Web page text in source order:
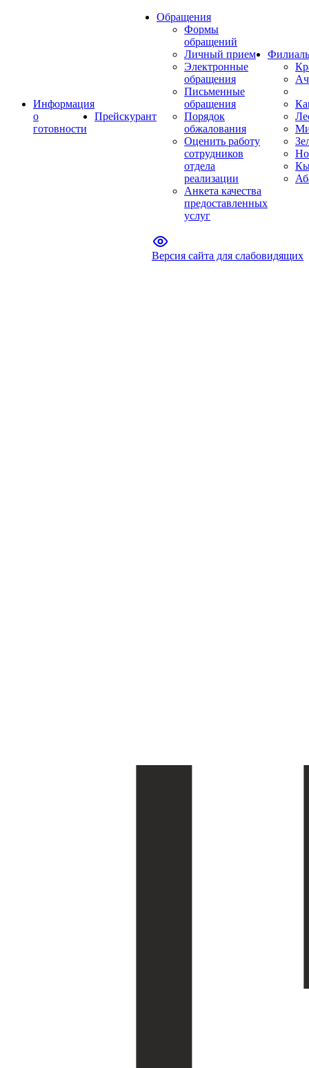
Информация
о
готовности
Прейскурант
Обращения
Формы
обращений
Личный прием
Электронные
обращения
Письменные
обращения
Порядок
обжалования
Оценить работу
сотрудников
отдела
реализации
Анкета качества
предоставленных
услуг
Версия сайта для слабовидящих